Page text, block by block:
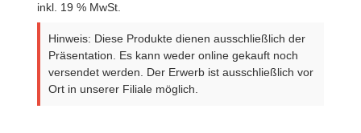
inkl. 19 % MwSt.
Hinweis: Diese Produkte dienen ausschließlich der
Präsentation. Es kann weder online gekauft noch
versendet werden. Der Erwerb ist ausschließlich vor
Ort in unserer Filiale möglich.